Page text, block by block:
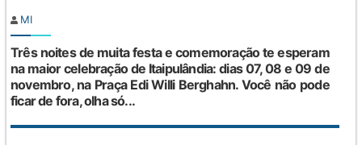
MI
Três noites de muita festa e comemoração te esperam
na maior celebração de Itaipulândia: dias 07, 08 e 09 de
novembro, na Praça Edi Willi Berghahn. Você não pode
ficar de fora, olha só...